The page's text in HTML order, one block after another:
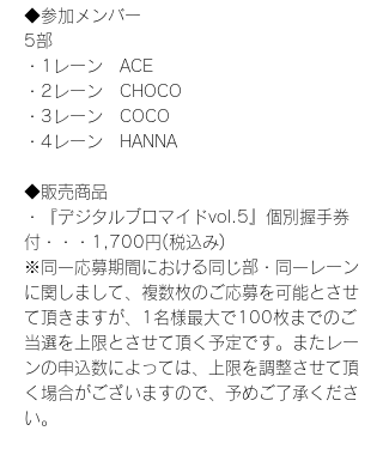
◆参加メンバー
5部
・1レーン　ACE
・2レーン　CHOCO
・3レーン　COCO
・4レーン　HANNA
◆販売商品
・『デジタルブロマイドvol.5』個別握手券
付・・・1,700円(税込み)
※同一応募期間における同じ部・同一レーン
に関しまして、複数枚のご応募を可能とさせ
て頂きますが、1名様最大で100枚までのご
当選を上限とさせて頂く予定です。またレー
ンの申込数によっては、上限を調整させて頂
く場合がございますので、予めご了承くださ
い。